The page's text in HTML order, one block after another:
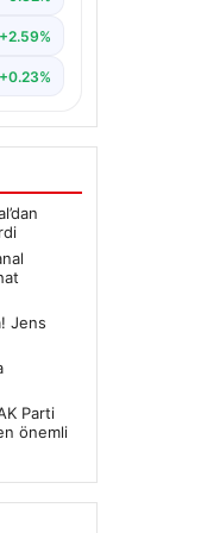
kritik
Jens
Parti
önemli